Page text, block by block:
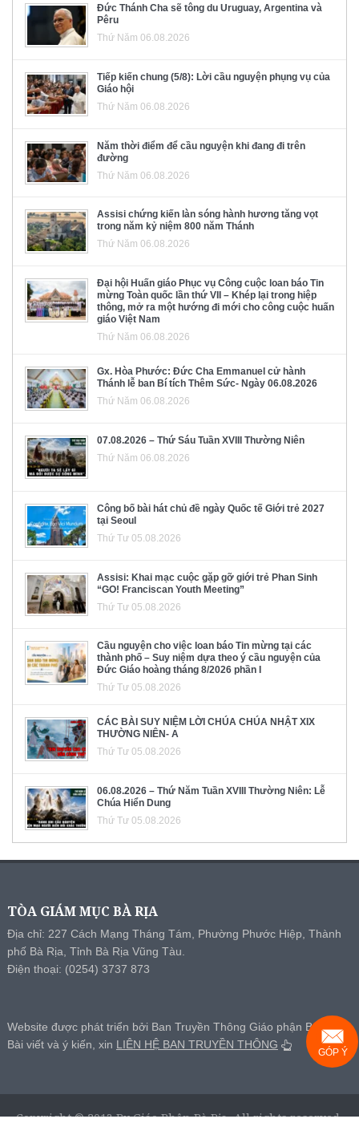
Đức Thánh Cha sẽ tông du Uruguay, Argentina và
Pêru
Thứ Năm 06.08.2026
Tiếp kiến chung (5/8): Lời cầu nguyện phụng vụ của
Giáo hội
Thứ Năm 06.08.2026
Năm thời điểm để cầu nguyện khi đang đi trên
đường
Thứ Năm 06.08.2026
Assisi chứng kiến làn sóng hành hương tăng vọt
trong năm kỷ niệm 800 năm Thánh
Thứ Năm 06.08.2026
Đại hội Huấn giáo Phục vụ Công cuộc loan báo Tin
mừng Toàn quốc lần thứ VII – Khép lại trong hiệp
thông, mở ra một hướng đi mới cho công cuộc huấn
giáo Việt Nam
Thứ Năm 06.08.2026
Gx. Hòa Phước: Đức Cha Emmanuel cử hành
Thánh lễ ban Bí tích Thêm Sức- Ngày 06.08.2026
Thứ Năm 06.08.2026
07.08.2026 – Thứ Sáu Tuần XVIII Thường Niên
Thứ Năm 06.08.2026
Công bố bài hát chủ đề ngày Quốc tế Giới trẻ 2027
tại Seoul
Thứ Tư 05.08.2026
Assisi: Khai mạc cuộc gặp gỡ giới trẻ Phan Sinh
“GO! Franciscan Youth Meeting”
Thứ Tư 05.08.2026
Cầu nguyện cho việc loan báo Tin mừng tại các
thành phố – Suy niệm dựa theo ý cầu nguyện của
Đức Giáo hoàng tháng 8/2026 phần I
Thứ Tư 05.08.2026
CÁC BÀI SUY NIỆM LỜI CHÚA CHÚA NHẬT XIX
THƯỜNG NIÊN- A
Thứ Tư 05.08.2026
06.08.2026 – Thứ Năm Tuần XVIII Thường Niên: Lễ
Chúa Hiển Dung
Thứ Tư 05.08.2026
TÒA GIÁM MỤC BÀ RỊA
Địa chỉ: 227 Cách Mạng Tháng Tám, Phường Phước Hiệp, Thành
phố Bà Rịa, Tỉnh Bà Rịa Vũng Tàu.
Điện thoại: (0254) 3737 873
Website được phát triển bởi Ban Truyền Thông Giáo phận Bà Rịa.
Bài viết và ý kiến, xin LIÊN HỆ BAN TRUYỀN THÔNG
Copyright © 2013 By Giáo Phận Bà Rịa, All rights reserved.
GÓP Ý